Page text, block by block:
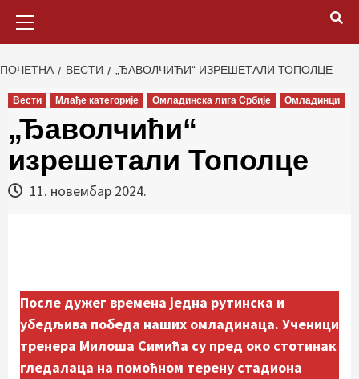
ПОЧЕТНА ВЕСТИ „ЂАВОЛЧИЋИ“ ИЗРЕШЕТАЛИ ТОПОЛЦЕ
Вести Млађе категорије Омладинска лига Србије Омладинци
„Ђаволчићи“
изрешетали Тополце
11. новембар 2024.
После дужег времена једна рутинска и
убедљива победа наших омладинаца. Ученици
тренера Милоша Симића су пред око стотинак
гледалаца на помоћном терену стадиона